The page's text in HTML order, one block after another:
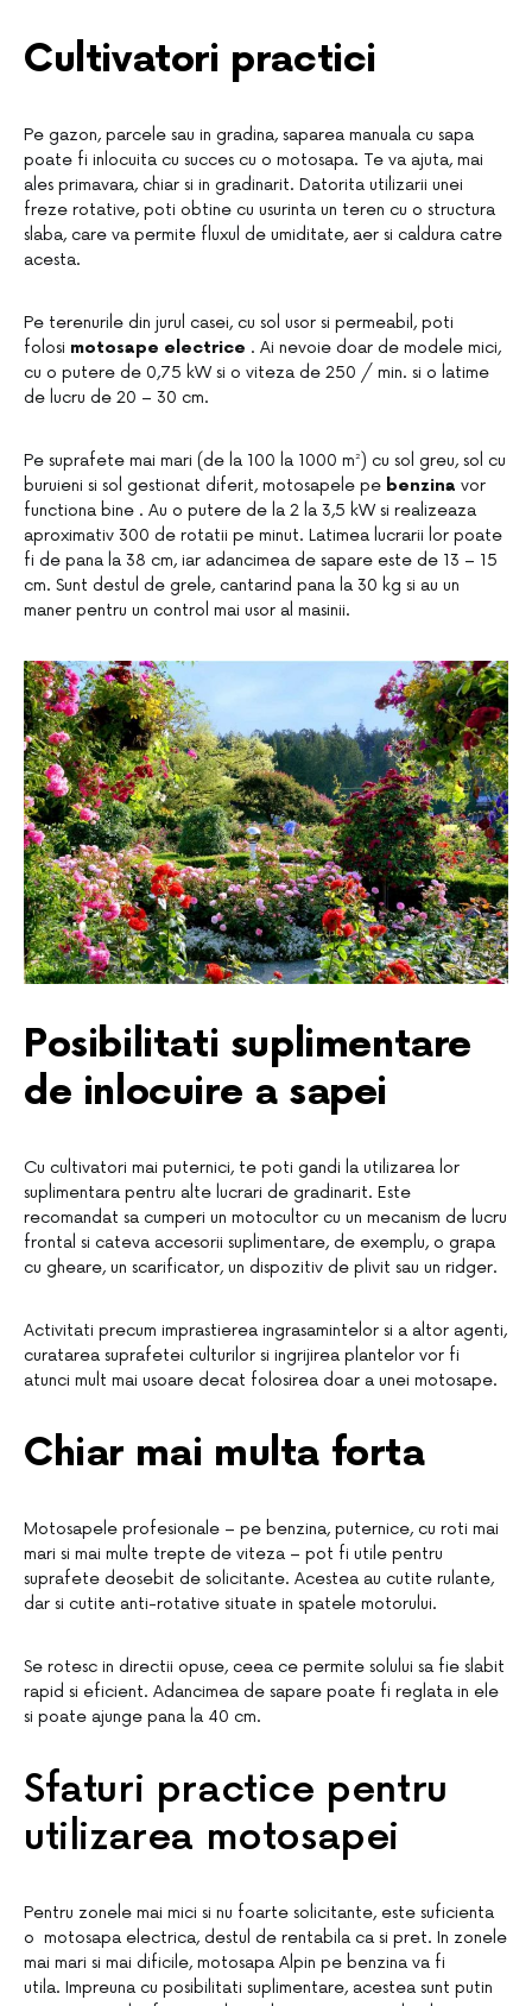
Cultivatori practici
Pe gazon, parcele sau in gradina, saparea manuala cu sapa
poate fi inlocuita cu succes cu o motosapa. Te va ajuta, mai
ales primavara, chiar si in gradinarit. Datorita utilizarii unei
freze rotative, poti obtine cu usurinta un teren cu ​​o structura
slaba, care va permite fluxul de umiditate, aer si caldura catre
acesta.
Pe terenurile din jurul casei, cu sol usor si permeabil, poti
folosi motosape electrice . Ai nevoie doar de modele mici,
cu o putere de 0,75 kW si o viteza de 250 / min. si o latime
de lucru de 20 – 30 cm.
Pe suprafete mai mari (de la 100 la 1000 m²) cu sol greu, sol cu
​​buruieni si sol gestionat diferit, motosapele pe benzina vor
functiona bine . Au o putere de la 2 la 3,5 kW si realizeaza
aproximativ 300 de rotatii pe minut. Latimea lucrarii lor poate
fi de pana la 38 cm, iar adancimea de sapare este de 13 – 15
cm. Sunt destul de grele, cantarind pana la 30 kg si au un
maner pentru un control mai usor al masinii.
Posibilitati suplimentare
de inlocuire a sapei
Cu cultivatori mai puternici, te poti gandi la utilizarea lor
suplimentara pentru alte lucrari de gradinarit. Este
recomandat sa cumperi un motocultor cu un mecanism de lucru
frontal si cateva accesorii suplimentare, de exemplu, o grapa
cu gheare, un scarificator, un dispozitiv de plivit sau un ridger.
Activitati precum imprastierea ingrasamintelor si a altor agenti,
curatarea suprafetei culturilor si ingrijirea plantelor vor fi
atunci mult mai usoare decat folosirea doar a unei motosape.
Chiar mai multa forta
Motosapele profesionale – pe benzina, puternice, cu roti mai
mari si mai multe trepte de viteza – pot fi utile pentru
suprafete deosebit de solicitante. Acestea au cutite rulante,
dar si cutite anti-rotative situate in spatele motorului.
Se rotesc in directii opuse, ceea ce permite solului sa fie slabit
rapid si eficient. Adancimea de sapare poate fi reglata in ele
si poate ajunge pana la 40 cm.
Sfaturi practice pentru
utilizarea motosapei
Pentru zonele mai mici si nu foarte solicitante, este suficienta
o motosapa electrica, destul de rentabila ca si pret. In zonele
mai mari si mai dificile, motosapa Alpin pe benzina va fi
utila. Impreuna cu posibilitati suplimentare, acestea sunt putin